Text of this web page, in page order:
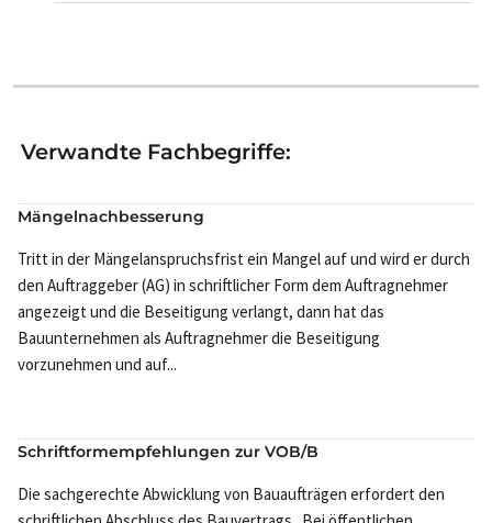
Verwandte Fachbegriffe:
Mängelnachbesserung
Tritt in der Mängelanspruchsfrist ein Mangel auf und wird er durch
den Auftraggeber (AG) in schriftlicher Form dem Auftragnehmer
angezeigt und die Beseitigung verlangt, dann hat das
Bauunternehmen als Auftragnehmer die Beseitigung
vorzunehmen und auf...
Schriftformempfehlungen zur VOB/B
Die sachgerechte Abwicklung von Bauaufträgen erfordert den